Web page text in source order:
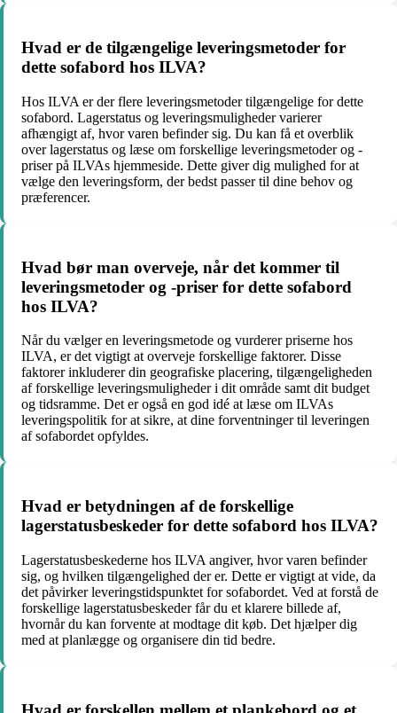
Hvad er de tilgængelige leveringsmetoder for
dette sofabord hos ILVA?
Hos ILVA er der flere leveringsmetoder tilgængelige for dette
sofabord. Lagerstatus og leveringsmuligheder varierer
afhængigt af, hvor varen befinder sig. Du kan få et overblik
over lagerstatus og læse om forskellige leveringsmetoder og -
priser på ILVAs hjemmeside. Dette giver dig mulighed for at
vælge den leveringsform, der bedst passer til dine behov og
præferencer.
Hvad bør man overveje, når det kommer til
leveringsmetoder og -priser for dette sofabord
hos ILVA?
Når du vælger en leveringsmetode og vurderer priserne hos
ILVA, er det vigtigt at overveje forskellige faktorer. Disse
faktorer inkluderer din geografiske placering, tilgængeligheden
af ​​forskellige leveringsmuligheder i dit område samt dit budget
og tidsramme. Det er også en god idé at læse om ILVAs
leveringspolitik for at sikre, at dine forventninger til leveringen
af sofabordet opfyldes.
Hvad er betydningen af ​​de forskellige
lagerstatusbeskeder for dette sofabord hos ILVA?
Lagerstatusbeskederne hos ILVA angiver, hvor varen befinder
sig, og hvilken tilgængelighed der er. Dette er vigtigt at vide, da
det påvirker leveringstidspunktet for sofabordet. Ved at forstå de
forskellige lagerstatusbeskeder får du et klarere billede af,
hvornår du kan forvente at modtage dit køb. Det hjælper dig
med at planlægge og organisere din tid bedre.